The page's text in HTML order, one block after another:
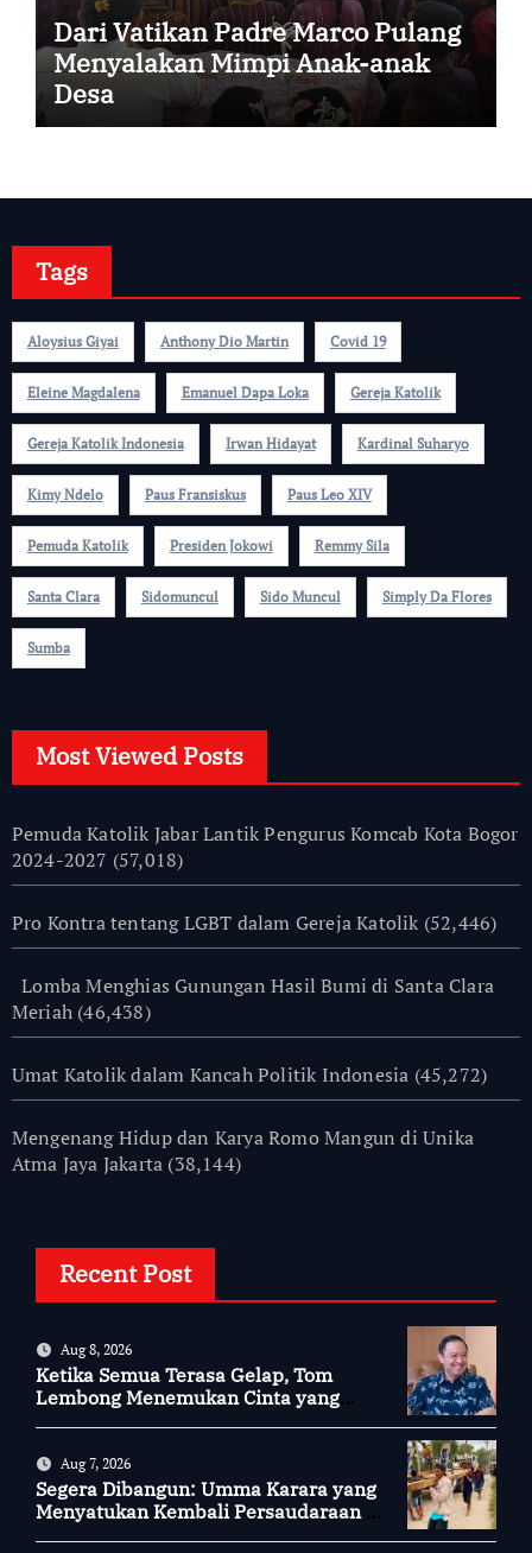
Dari Vatikan Padre Marco Pulang
Menyalakan Mimpi Anak-anak
Desa
Tags
Aloysius Giyai Anthony Dio Martin Covid 19
Eleine Magdalena Emanuel Dapa Loka Gereja Katolik
Gereja Katolik Indonesia Irwan Hidayat Kardinal Suharyo
Kimy Ndelo Paus Fransiskus Paus Leo XIV
Pemuda Katolik Presiden Jokowi Remmy Sila
Santa Clara Sidomuncul Sido Muncul Simply Da Flores
Sumba
Most Viewed Posts
Pemuda Katolik Jabar Lantik Pengurus Komcab Kota Bogor
2024-2027 (57,018)
Pro Kontra tentang LGBT dalam Gereja Katolik (52,446)
Lomba Menghias Gunungan Hasil Bumi di Santa Clara
Meriah (46,438)
Umat Katolik dalam Kancah Politik Indonesia (45,272)
Mengenang Hidup dan Karya Romo Mangun di Unika
Atma Jaya Jakarta (38,144)
Recent Post
Aug 8, 2026
Ketika Semua Terasa Gelap, Tom
Lembong Menemukan Cinta yang
Aug 7, 2026
Segera Dibangun: Umma Karara yang
Menyatukan Kembali Persaudaraan di